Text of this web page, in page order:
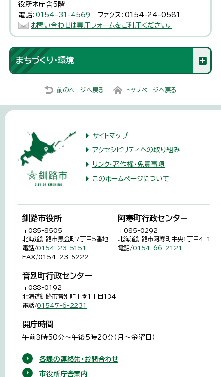
役所本庁舎5階
電話：0154-31-4569
ファクス：0154-24-0581
お問い合わせは専用フォームをご利用ください。
まちづくり・環境
前のページへ戻る トップページへ戻る
サイトマップ
アクセシビリティへの取り組み
リンク・著作権・免責事項
このホームページについて
釧路市役所
〒085-8505
北海道釧路市黒金町7丁目5番地
電話/0154-23-5151
FAX/0154-23-5222
阿寒町行政センター
〒085-0292
北海道釧路市阿寒町中央1丁目4-1
電話/0154-66-2121
音別町行政センター
〒088-0192
北海道釧路市音別町中園1丁目134
電話/01547-6-2231
開庁時間
午前8時50分～午後5時20分（月～金曜日）
各課の連絡先・お問合わせ
市役所庁舎案内